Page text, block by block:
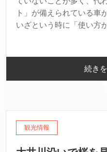
ト」が備えられている車
いざという時に「使い方
続き
観光情報